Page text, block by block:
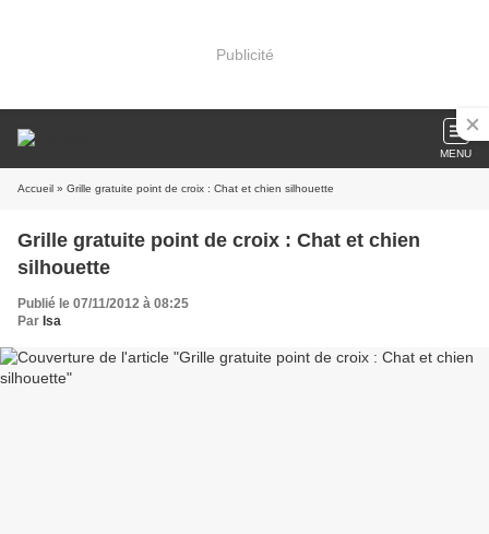
Publicité
MENU
Accueil » Grille gratuite point de croix : Chat et chien silhouette
Grille gratuite point de croix : Chat et chien
silhouette
Publié le 07/11/2012 à 08:25
Par Isa